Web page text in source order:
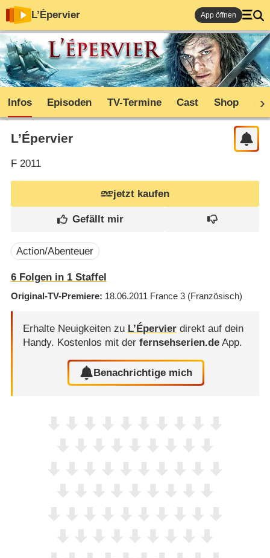
L’Épervier App öffnen
Infos Episoden TV-Termine Cast Shop
L’Épervier
F2011
jetzt kaufen
Action/Abenteuer
6Folgen in 1Staffel
Original-TV-Premiere 18.06.2011 France 3 (Französisch)
Erhalte Neuigkeiten zu L’Épervierdirekt auf dein
Handy. Kostenlos mit der fernsehserien.deApp.
Benachrichtige mich